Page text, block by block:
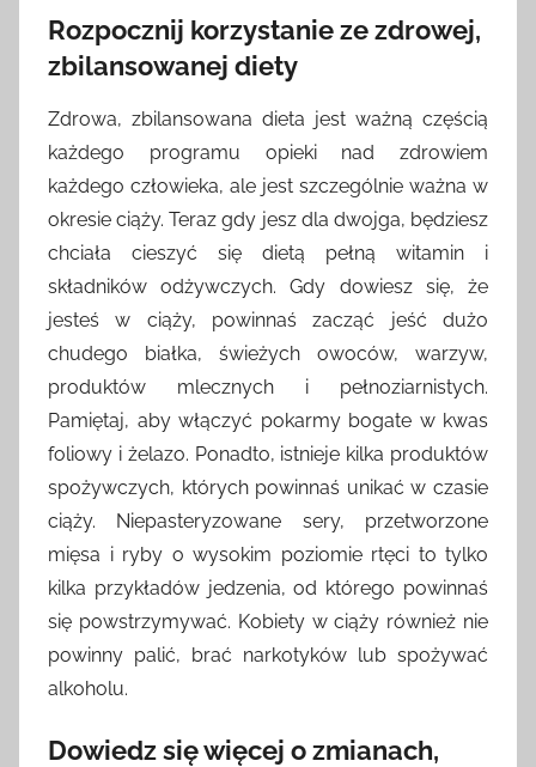
Rozpocznij korzystanie ze zdrowej,
zbilansowanej diety
Zdrowa, zbilansowana dieta jest ważną częścią
każdego programu opieki nad zdrowiem
każdego człowieka, ale jest szczególnie ważna w
okresie ciąży. Teraz gdy jesz dla dwojga, będziesz
chciała cieszyć się dietą pełną witamin i
składników odżywczych. Gdy dowiesz się, że
jesteś w ciąży, powinnaś zacząć jeść dużo
chudego białka, świeżych owoców, warzyw,
produktów mlecznych i pełnoziarnistych.
Pamiętaj, aby włączyć pokarmy bogate w kwas
foliowy i żelazo. Ponadto, istnieje kilka produktów
spożywczych, których powinnaś unikać w czasie
ciąży. Niepasteryzowane sery, przetworzone
mięsa i ryby o wysokim poziomie rtęci to tylko
kilka przykładów jedzenia, od którego powinnaś
się powstrzymywać. Kobiety w ciąży również nie
powinny palić, brać narkotyków lub spożywać
alkoholu.
Dowiedz się więcej o zmianach,